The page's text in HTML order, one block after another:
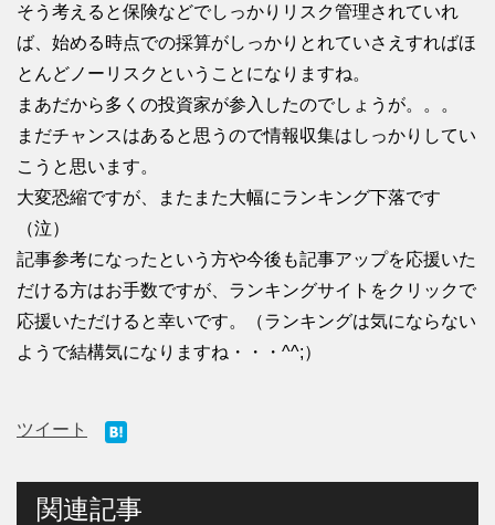
そう考えると保険などでしっかりリスク管理されていれ
ば、始める時点での採算がしっかりとれていさえすればほ
とんどノーリスクということになりますね。
まあだから多くの投資家が参入したのでしょうが。。。
まだチャンスはあると思うので情報収集はしっかりしてい
こうと思います。
大変恐縮ですが、またまた大幅にランキング下落です
（泣）
記事参考になったという方や今後も記事アップを応援いた
だける方はお手数ですが、ランキングサイトをクリックで
応援いただけると幸いです。（ランキングは気にならない
ようで結構気になりますね・・・^^;）
ツイート
関連記事